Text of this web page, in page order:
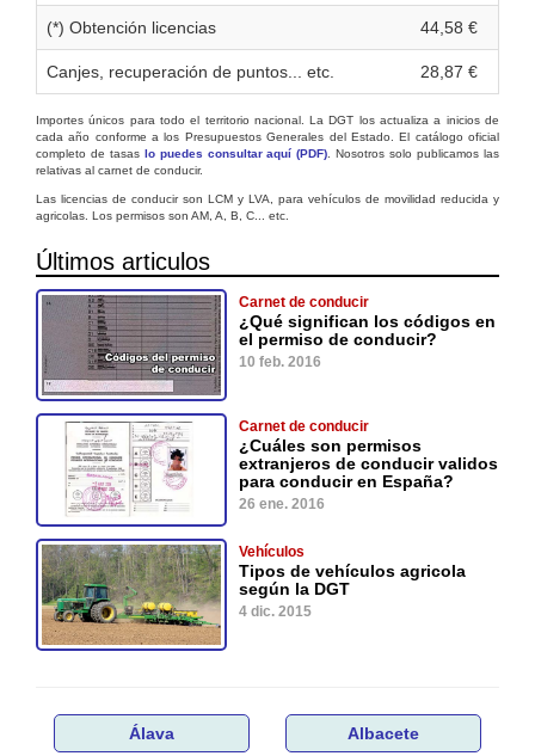
(*) Obtención licencias 44,58 €
Canjes, recuperación de puntos... etc. 28,87 €
Importes únicos para todo el territorio nacional. La DGT los actualiza a inicios de
cada año conforme a los Presupuestos Generales del Estado. El catálogo oficial
completo de tasas lo puedes consultar aquí (PDF) . Nosotros solo publicamos las
relativas al carnet de conducir.
Las licencias de conducir son LCM y LVA, para vehículos de movilidad reducida y
agricolas. Los permisos son AM, A, B, C... etc.
Últimos articulos
Carnet de conducir
¿Qué significan los códigos en
el permiso de conducir?
10 feb. 2016
Carnet de conducir
¿Cuáles son permisos
extranjeros de conducir validos
para conducir en España?
26 ene. 2016
Vehículos
Tipos de vehículos agricola
según la DGT
4 dic. 2015
Álava Albacete